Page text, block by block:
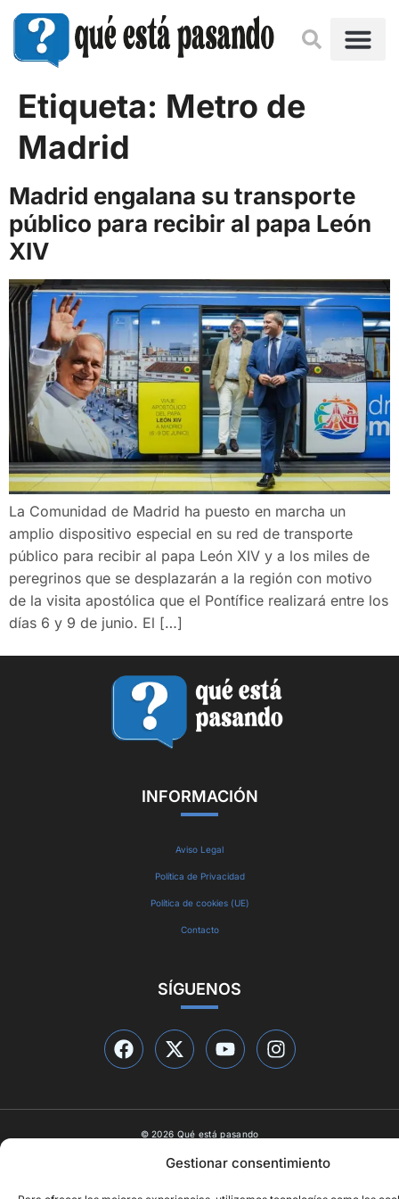
Gestionar consentimiento
Etiqueta: Metro de
Madrid
Madrid engalana su transporte
público para recibir al papa León
XIV
La Comunidad de Madrid ha puesto en marcha un
amplio dispositivo especial en su red de transporte
público para recibir al papa León XIV y a los miles de
peregrinos que se desplazarán a la región con motivo
de la visita apostólica que el Pontífice realizará entre los
días 6 y 9 de junio. El […]
INFORMACIÓN
Aviso Legal
Política de Privacidad
Política de cookies (UE)
Contacto
SÍGUENOS
© 2026 Qué está pasando